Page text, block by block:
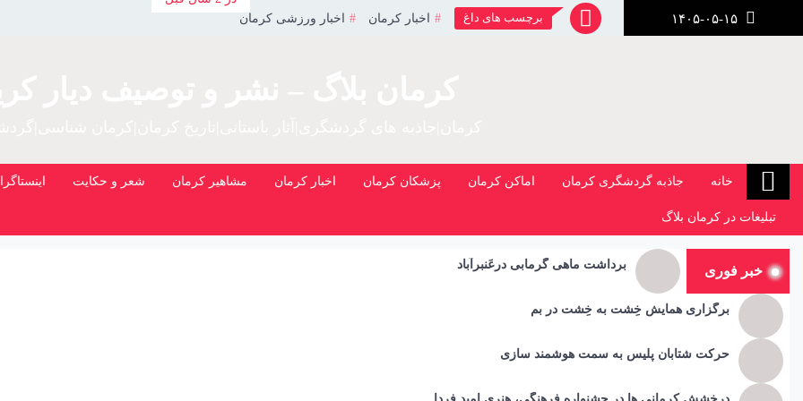
برچسب های داغ اخبار کرمان اخبار ورزشی کرمان
خانه جاذبه گردشگری کرمان اماکن کرمان پزشکان کرمان اخبار کرمان مشاهیر کرمان شعر و حکایت
تبلیغات در کرمان بلاگ
خبر فوری برداشت ماهی گرمابی درعَنبرآباد
برگزاری همایش خِشت به خِشت در بم
حرکت شتابان پلیس به سمت هوشمند سازی